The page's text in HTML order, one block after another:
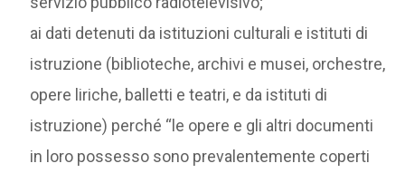
ai dati detenuti da istituzioni culturali e istituti di
istruzione (biblioteche, archivi e musei, orchestre,
opere liriche, balletti e teatri, e da istituti di
istruzione) perché “le opere e gli altri documenti
in loro possesso sono prevalentemente coperti